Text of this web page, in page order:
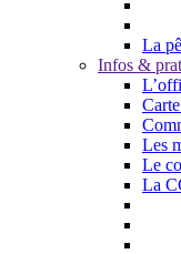
La
Infos &
Les
Le
La